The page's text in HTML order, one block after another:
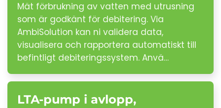
Mät förbrukning av vatten med utrusning
som är godkänt för debitering. Via
AmbiSolution kan ni validera data,
visualisera och rapportera automatiskt till
befintligt debiteringssystem. Anvä…
LTA-pump i avlopp,